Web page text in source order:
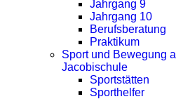
Jahrgang 9
Jahrgang 10
Berufsberatung
Praktikum
Sport und Bewegung
Jacobischule
Sportstätten
Sporthelfer